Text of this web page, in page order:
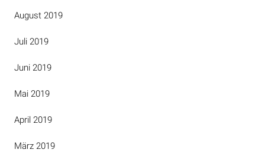
August 2019
Juli 2019
Juni 2019
Mai 2019
April 2019
März 2019